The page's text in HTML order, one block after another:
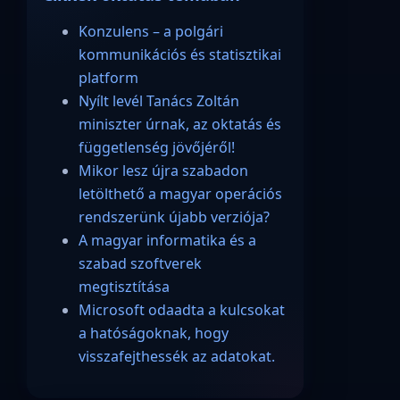
Konzulens – a polgári
kommunikációs és statisztikai
platform
Nyílt levél Tanács Zoltán
miniszter úrnak, az oktatás és
függetlenség jövőjéről!
Mikor lesz újra szabadon
letölthető a magyar operációs
rendszerünk újabb verziója?
A magyar informatika és a
szabad szoftverek
megtisztítása
Microsoft odaadta a kulcsokat
a hatóságoknak, hogy
visszafejthessék az adatokat.